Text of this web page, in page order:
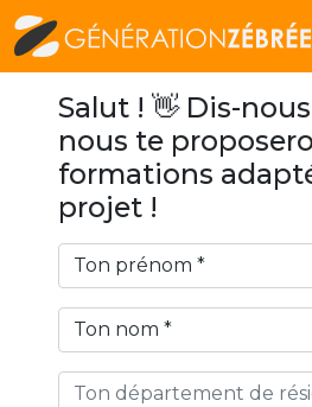
Salut ! 👋 Dis-
nous te
formations
projet !
Ton département de